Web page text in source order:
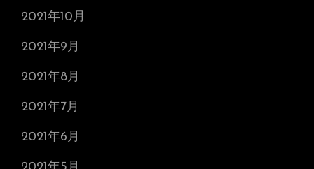
2021年10月
2021年9月
2021年8月
2021年7月
2021年6月